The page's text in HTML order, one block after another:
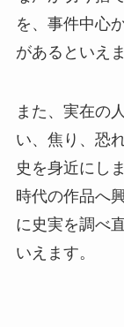
を、事件中心
があるといえま
また、実在の
い、焦り、恐
史を身近にし
時代の作品へ
に史実を調べ
いえます。